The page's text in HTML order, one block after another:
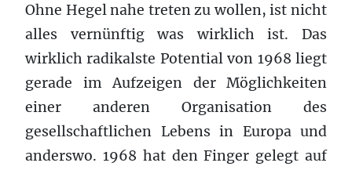
Ohne Hegel nahe treten zu wollen, ist nicht
alles vernünftig was wirklich ist. Das
wirklich radikalste Potential von 1968 liegt
gerade im Aufzeigen der Möglichkeiten
einer anderen Organisation des
gesellschaftlichen Lebens in Europa und
anderswo. 1968 hat den Finger gelegt auf